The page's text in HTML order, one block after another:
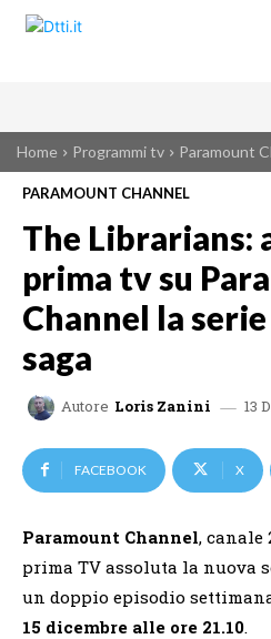
Home Programmi tv Paramount
PARAMOUNT CHANNEL
The Librarians:
prima tv su
Channel la
saga
Autore Loris Zanini 13
FACEBOOK X
Paramount Channel, canale
prima TV assoluta la nuova
un doppio episodio
15 dicembre alle ore 21.10.